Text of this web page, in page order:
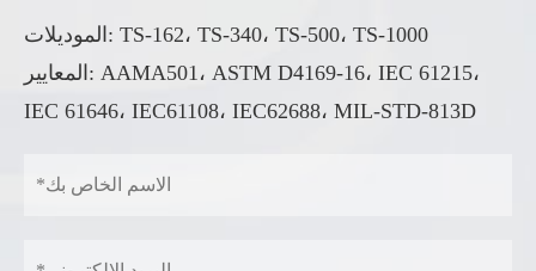
الموديلات: TS-162، TS-340، TS-500، TS-1000
المعايير: AAMA501، ASTM D4169-16، IEC 61215،
IEC 61646، IEC61108، IEC62688، MIL-STD-813D